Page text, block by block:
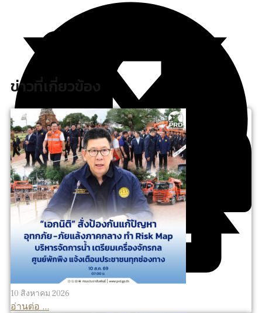
ข่าวที่เกี่ยวข้อง
10 สิงหาคม 2026
อ่านต่อ ...